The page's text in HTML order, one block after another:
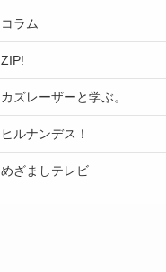
コラム
ZIP!
カズレーザーと学ぶ。
ヒルナンデス！
めざましテレビ